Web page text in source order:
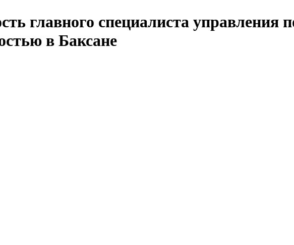
главного специалиста управления
в Баксане